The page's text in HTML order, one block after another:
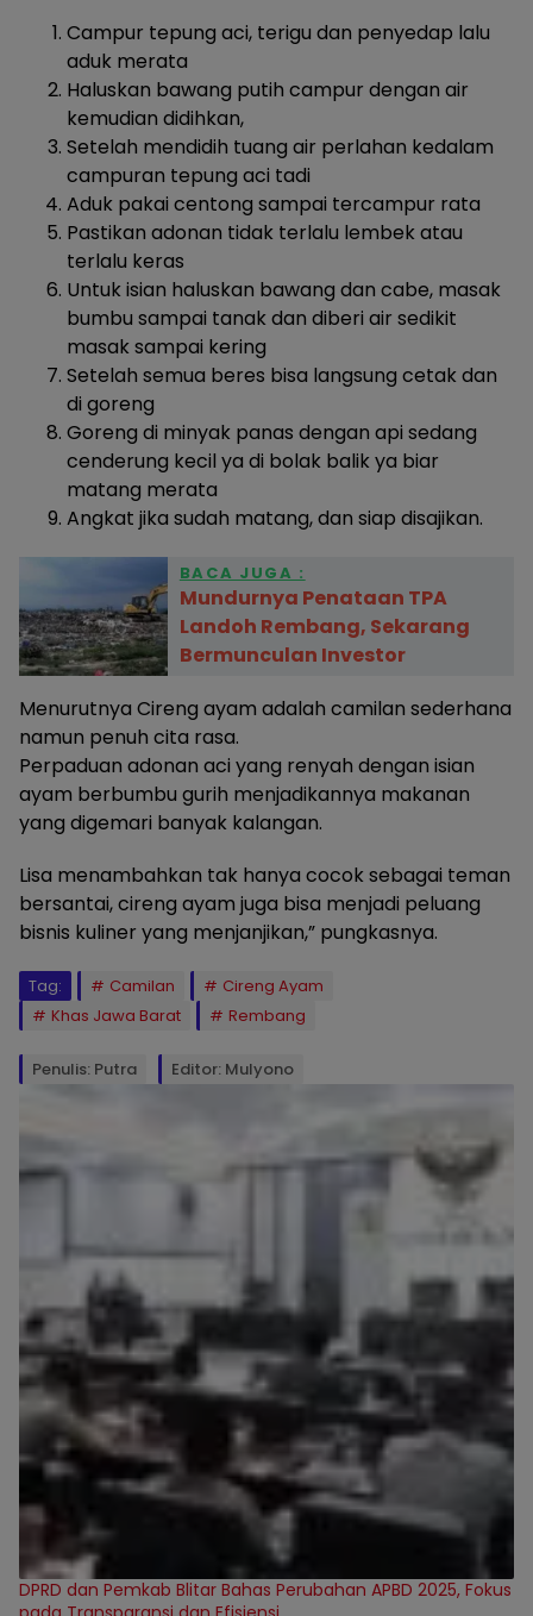
Campur tepung aci, terigu dan penyedap lalu
aduk merata
Haluskan bawang putih campur dengan air
kemudian didihkan,
Setelah mendidih tuang air perlahan kedalam
campuran tepung aci tadi
Aduk pakai centong sampai tercampur rata
Pastikan adonan tidak terlalu lembek atau
terlalu keras
Untuk isian haluskan bawang dan cabe, masak
bumbu sampai tanak dan diberi air sedikit
masak sampai kering
Setelah semua beres bisa langsung cetak dan
di goreng
Goreng di minyak panas dengan api sedang
cenderung kecil ya di bolak balik ya biar
matang merata
Angkat jika sudah matang, dan siap disajikan.
BACA JUGA :
Mundurnya Penataan TPA
Landoh Rembang, Sekarang
Bermunculan Investor
Menurutnya Cireng ayam adalah camilan sederhana
namun penuh cita rasa.
Perpaduan adonan aci yang renyah dengan isian
ayam berbumbu gurih menjadikannya makanan
yang digemari banyak kalangan.
Lisa menambahkan tak hanya cocok sebagai teman
bersantai, cireng ayam juga bisa menjadi peluang
bisnis kuliner yang menjanjikan,” pungkasnya.
Tag: Camilan
Cireng Ayam
Khas Jawa Barat
Rembang
Penulis: Putra Editor: Mulyono
DPRD dan Pemkab Blitar Bahas Perubahan APBD 2025, Fokus